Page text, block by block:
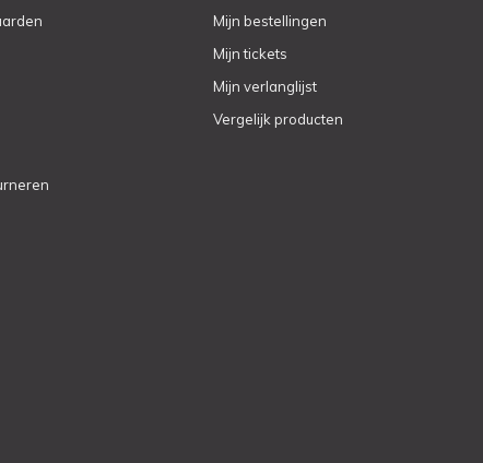
Mijn bestellingen
Mijn tickets
Mijn verlanglijst
Vergelijk producten